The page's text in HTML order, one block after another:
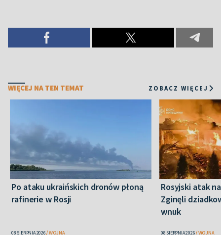
WIĘCEJ NA TEN TEMAT ZOBACZ WIĘCEJ
Po ataku ukraińskich dronów płoną
rafinerie w Rosji
08 SIERPNIA 2026 WOJNA
Rosyjski atak
Zginęli
wnuk
08 SIERPNIA 2026 WOJNA